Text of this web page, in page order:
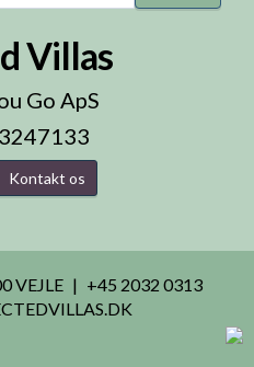
Villas
Go ApS
Kontakt os
VEJLE
+45 2032 0313